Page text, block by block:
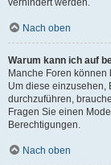
verhindert werden.
Nach oben
Warum kann ich auf
Manche Foren
Um diese einzusehen,
durchzuführen,
Fragen Sie einen
Berechtigungen.
Nach oben